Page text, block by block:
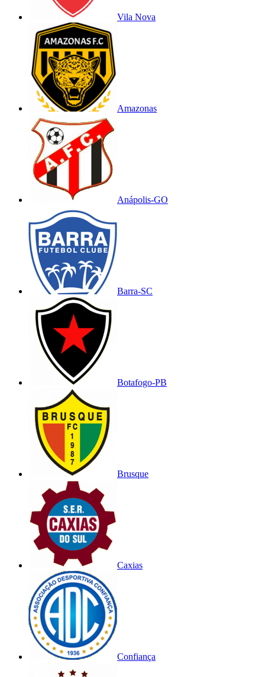
Vila Nova
Amazonas
Anápolis-GO
Barra-SC
Botafogo-PB
Brusque
Caxias
Confiança